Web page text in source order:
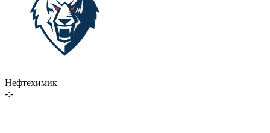
Нефтехимик
-:-